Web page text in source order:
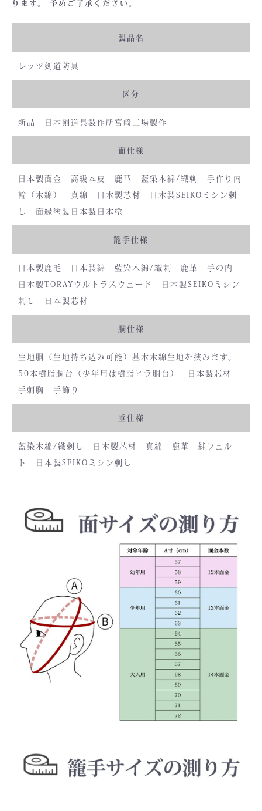
ります。 予めご了承ください。
製品名
レッツ剣道防具
区分
新品 日本剣道具製作所宮崎工場製作
面仕様
日本製面金 高級本皮 鹿革 藍染木綿/織刺 手作り内
輪（木綿） 真綿 日本製芯材 日本製SEIKOミシン刺
し 面縁塗装日本製日本塗
籠手仕様
日本製鹿毛 日本製綿 藍染木綿/織刺 鹿革 手の内
日本製TORAYウルトラスウェード 日本製SEIKOミシン
刺し 日本製芯材
胴仕様
生地胴（生地持ち込み可能）基本木綿生地を挟みます。
50本樹脂胴台（少年用は樹脂ヒラ胴台） 日本製芯材
手刺胸 手飾り
垂仕様
藍染木綿/織刺し 日本製芯材 真綿 鹿革 純フェル
ト 日本製SEIKOミシン刺し